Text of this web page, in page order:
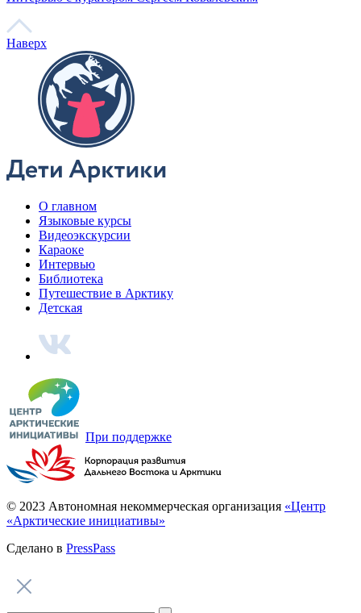
– Самое сложное – объяснить зрителям, что нужно подождать.
Все просят поскорее показать фильм, а кино – процесс долгий,
фильмы — это не новостные репортажи, их не выпускают,
как горячие пирожки. Наверное, это самое сложное – донести,
что на работу над проектом от идеи до премьеры уходят годы.
Когда ты живешь с проектом не один год, хочется, чтобы все
было идеально, и изображение было качественным, и музыка
авторская, и цветокоррекция «вкусная», чтобы на экране все
красиво смотрелось, чтобы каждый кадр имел значение, чтобы
сама история была целостная, не затянута и при этом не было
О команде
– Вы сказали про авторскую музыку для фильмов. А где ищете
композиторов?
– У нас уже сложилась команда, все проекты мы делаем
примерно одним составом. Уже в третьем моем проекте
композитором выступает Денис Лисицин – известный в
Архангельской области музыкант. Он использует необычные
женщин на море» он набрал название фильма азбукой Морзе и
исполнил получившийся сигнал на разных инструментах: на
Получилось классно. Для «Светить на Север» Денис написал
несколько композиций: светлую и темную по настроению
темы, чтобы подчеркивать в фильме эмоциональные качели
истории острова и нашей героини. В общем, по музыке
стараемся заморачиваться, всегда сами сочиняем ее, не
используем из открытых источников ничего.
Съемки дока «Светить на Север»
– Сколько человек в вашей команде?
каждого из которых своя задача: операторы-постановщики,
операторы-наблюдатели, операторы дронов. Также в команде
работает композитор, звукорежиссер, моя напарница